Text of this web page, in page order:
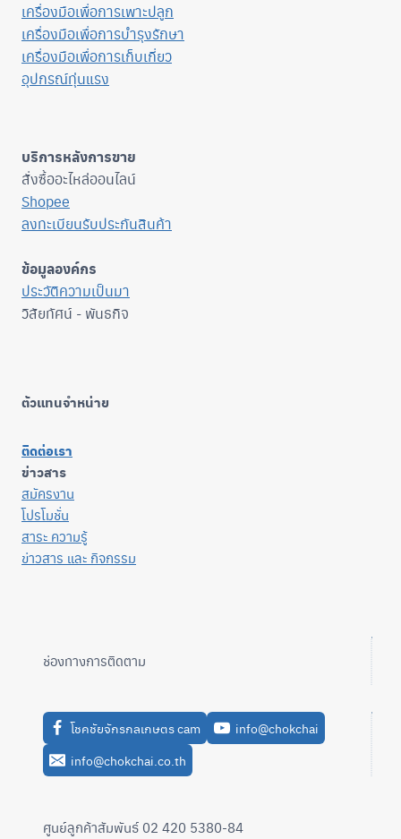
เครื่องมือเพื่อการเพาะปลูก
เครื่องมือเพื่อการบำรุงรักษา
เครื่องมือเพื่อการเก็บเกี่ยว
อุปกรณ์ทุ่นแรง
บริการหลังการขาย
สั่งซื้ออะไหล่ออนไลน์
Shopee
ลงทะเบียนรับประกันสินค้า
ข้อมูลองค์กร
ประวัติความเป็นมา
วิสัยทัศน์ - พันธกิจ
ตัวแทนจำหน่าย
ติดต่อเรา
ข่าวสาร
สมัครงาน
โปรโมชั่น
สาระ ความรู้
ข่าวสาร และ กิจกรรม
ช่องทางการติดตาม
โชคชัยจักรกลเกษตร cam
info@chokchai
info@chokchai.co.th
ศูนย์ลูกค้าสัมพันธ์ 02 420 5380-84